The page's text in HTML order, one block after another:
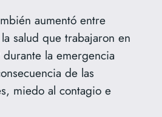
aumentó entre
salud que trabajaron en
la emergencia
de las
miedo al contagio e